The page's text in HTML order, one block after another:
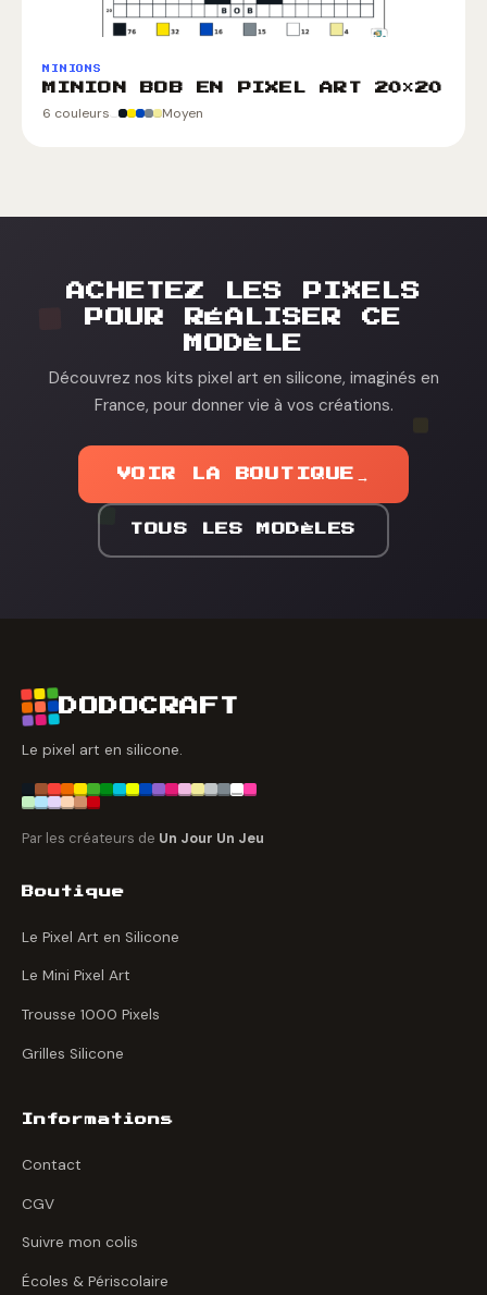
MINIONS
MINION BOB EN PIXEL ART 20×20
6 couleurs Moyen
ACHETEZ LES PIXELS
POUR RÉALISER CE
MODÈLE
Découvrez nos kits pixel art en silicone, imaginés en
France, pour donner vie à vos créations.
VOIR LA BOUTIQUE →
TOUS LES MODÈLES
DODOCRAFT
Le pixel art en silicone.
Par les créateurs de Un Jour Un Jeu
Boutique
Le Pixel Art en Silicone
Le Mini Pixel Art
Trousse 1000 Pixels
Grilles Silicone
Informations
Contact
CGV
Suivre mon colis
Écoles & Périscolaire